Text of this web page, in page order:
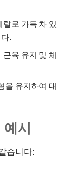
랄로 가득 차 있
.
근육 유지 및 체
을 유지하여 대
시
습니다: